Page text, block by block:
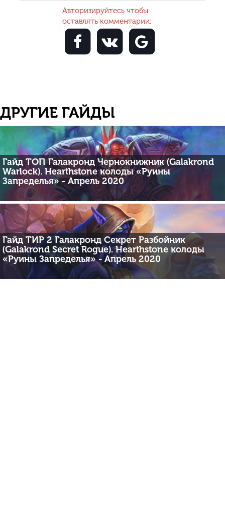
Авторизируйтесь чтобы
оставлять комментарии:
ДРУГИЕ ГАЙДЫ
Гайд ТОП Галакронд Чернокнижник (Galakrond
Warlock). Hearthstone колоды «Руины
Запределья» - Апрель 2020
Гайд ТИР 2 Галакронд Секрет Разбойник
(Galakrond Secret Rogue). Hearthstone колоды
«Руины Запределья» - Апрель 2020